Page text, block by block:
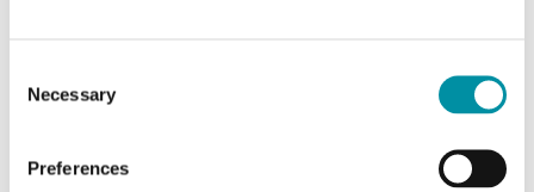
Selection
Necessary
Preferences